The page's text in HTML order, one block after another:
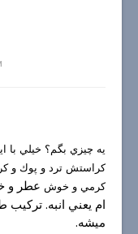
يه چيزي بگم؟ خيلي با
كراستش ترد و پوك و
كرمي و خوش عطر و
ام يعني انبه.
ميشه.